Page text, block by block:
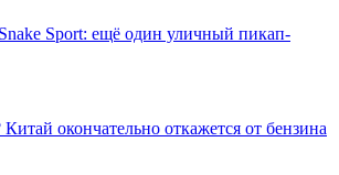
Sport: ещё один уличный пикап-
окончательно откажется от бензина